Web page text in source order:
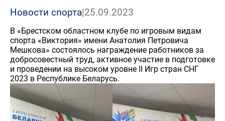
Новости спорта|25.09.2023
В «Брестском областном клубе по игровым видам
спорта «Виктория» имени Анатолия Петровича
Мешкова» состоялось награждение работников за
добросовестный труд, активное участие в подготовке
и проведении на высоком уровне II Игр стран СНГ
2023 в Республике Беларусь.